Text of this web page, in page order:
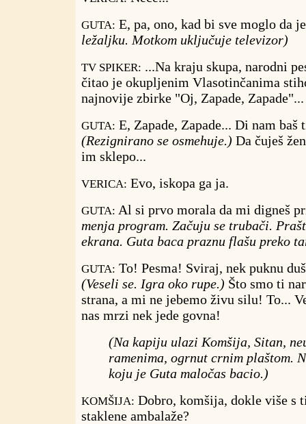
GUTA: E, pa, ono, kad bi sve moglo da
ležaljku. Motkom uključuje televizor)
TV SPIKER: ...Na kraju skupa, narodni
čitao je okupljenim Vlasotinčanima
najnovije zbirke "Oj, Zapade, Zapade"...
GUTA: E, Zapade, Zapade... Di nam baš
(Rezignirano se osmehuje.) Da čuješ
im sklepo...
VERICA: Evo, iskopa ga ja.
GUTA: Al si prvo morala da mi digneš
menja program. Začuju se trubači.
ekrana. Guta baca praznu flašu preko
GUTA: To! Pesma! Sviraj, nek puknu
(Veseli se. Igra oko rupe.) Što smo ti
strana, a mi ne jebemo živu silu! To...
nas mrzi nek jede govna!
(Na kapiju ulazi Komšija, Sitan,
ramenima, ogrnut crnim plaštom.
koju je Guta maločas bacio.)
KOMŠIJA: Dobro, komšija, dokle više s
staklene ambalaže?